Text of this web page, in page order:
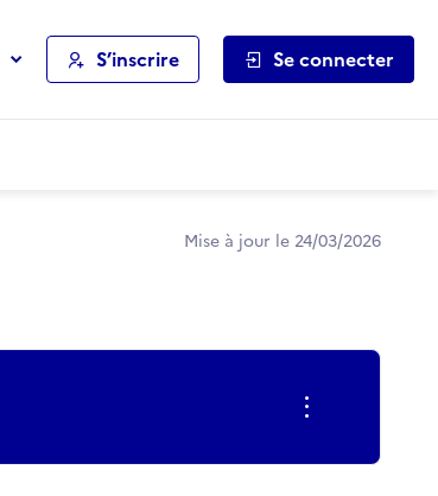
S’inscrire Se connecter
Mise à jour le 24/03/2026